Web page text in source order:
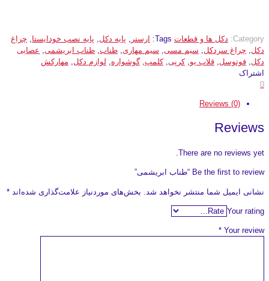
Category: دکل ها و قطعات Tags: ارستر , پایه دکل, پایه نصب خودایستا, چراغ
دکل, چراغ سردکل, سیم مسی, سیم مهاری, طناب, طناب ابریشمی, عصایی
دکل, فوتوسل, قلاب یو,کرپی,کلمپ,گوشواره, لوازم دکل, مهارکش
اشتراک
0
Reviews (0)
Reviews
There are no reviews yet.
Be the first to review “طناب ابریشمی”
نشانی ایمیل شما منتشر نخواهد شد. بخش‌های موردنیاز علامت‌گذاری شده‌اند *
Your rating
Your review
*